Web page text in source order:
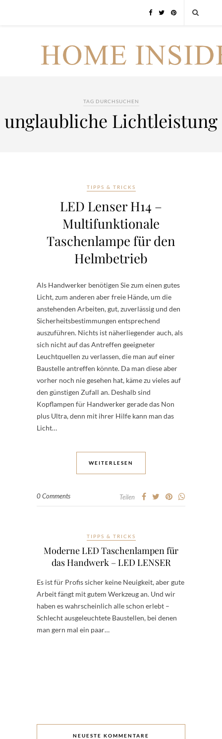
TAG DURCHSUCHEN
unglaubliche Lichtleistung
TIPPS & TRICKS
LED Lenser H14 –
Multifunktionale
Taschenlampe für den
Helmbetrieb
Als Handwerker benötigen Sie zum einen gutes
Licht, zum anderen aber freie Hände, um die
anstehenden Arbeiten, gut, zuverlässig und den
Sicherheitsbestimmungen entsprechend
auszuführen. Nichts ist näherliegender auch, als
sich nicht auf das Antreffen geeigneter
Leuchtquellen zu verlassen, die man auf einer
Baustelle antreffen könnte. Da man diese aber
vorher noch nie gesehen hat, käme zu vieles auf
den günstigen Zufall an. Deshalb sind
Kopflampen für Handwerker gerade das Non
plus Ultra, denn mit ihrer Hilfe kann man das
Licht…
WEITERLESEN
0 Comments Teilen
TIPPS & TRICKS
Moderne LED Taschenlampen für
das Handwerk – LED LENSER
Es ist für Profis sicher keine Neuigkeit, aber gute
Arbeit fängt mit gutem Werkzeug an. Und wir
haben es wahrscheinlich alle schon erlebt –
Schlecht ausgeleuchtete Baustellen, bei denen
man gern mal ein paar…
NEUESTE KOMMENTARE